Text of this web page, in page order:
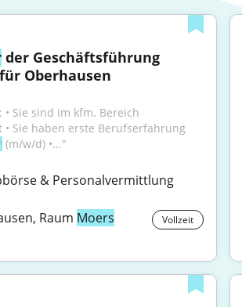
der Geschäftsführung
Oberhausen
• Sie sind im kfm. Bereich
• Sie haben erste Berufserfahrung
(m/w/d) •..."
& Personalvermittlung
Raum Moers Vollzeit